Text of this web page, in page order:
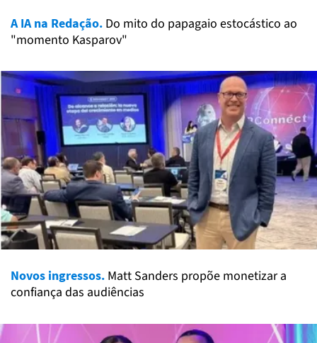
A IA na Redação. Do mito do papagaio estocástico ao
"momento Kasparov"
Novos ingressos. Matt Sanders propõe monetizar a
confiança das audiências